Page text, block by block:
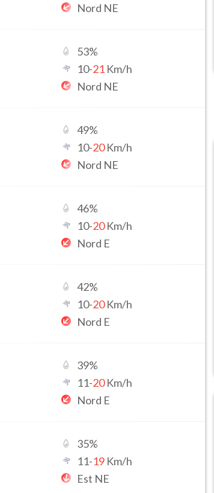
Nord NE
53%
10-21 Km/h
Nord NE
49%
10-20Km/h
Nord NE
46%
10-20Km/h
Nord E
42%
10-20Km/h
Nord E
39%
11-20Km/h
Nord E
35%
11-19 Km/h
Est NE